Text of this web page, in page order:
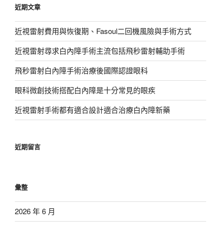
字:
近期文章
近視雷射費用與恢復期、Fasoul二回機風險與手術方式
近視雷射尋求白內障手術主流包括飛秒雷射輔助手術
飛秒雷射白內障手術治療後國際認證眼科
眼科微創技術搭配白內障是十分常見的眼疾
近視雷射手術都有適合設計適合治療白內障新藥
近期留言
彙整
2026 年 6 月